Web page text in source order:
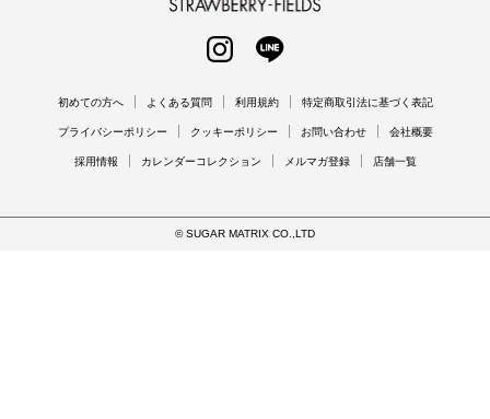
INSTAGRAM
初めての方へ よくある質問 利用規約 特定商取引法に基づく表記
プライバシーポリシー クッキーポリシー お問い合わせ 会社概要
採用情報 カレンダーコレクション メルマガ登録 店舗一覧
© SUGAR MATRIX CO.,LTD